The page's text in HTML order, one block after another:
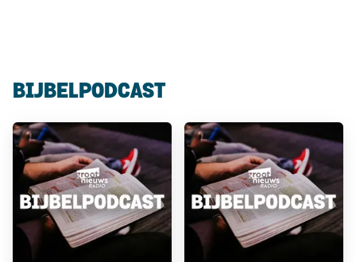
BIJBELPODCAST
Podcasts
Muziek
Artikelen
Kanalen
Steun
onze